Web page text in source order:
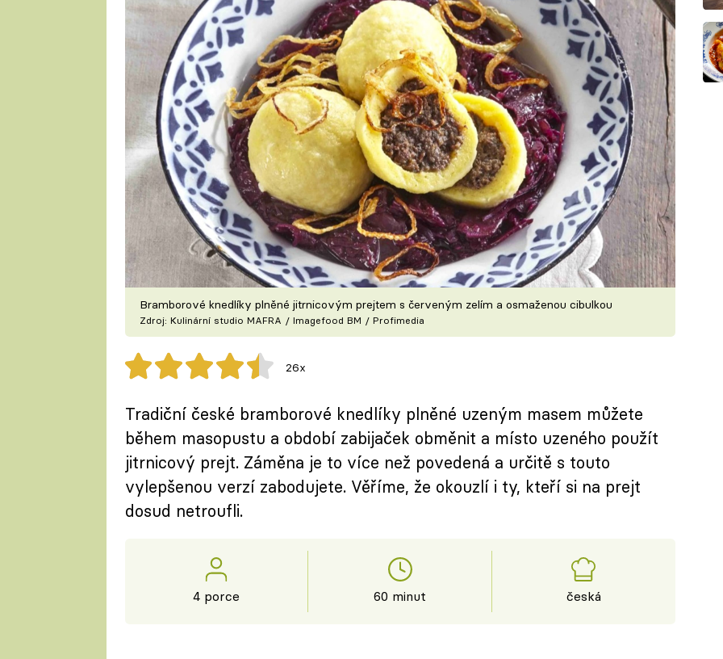
Bramborové knedlíky plněné jitrnicovým prejtem s červeným zelím a osmaženou cibulkou
Zdroj: Kulinární studio MAFRA / Imagefood BM / Profimedia
26x
Tradiční české bramborové knedlíky plněné uzeným masem můžete
během masopustu a období zabijaček obměnit a místo uzeného použít
jitrnicový prejt. Záměna je to více než povedená a určitě s touto
vylepšenou verzí zabodujete. Věříme, že okouzlí i ty, kteří si na prejt
dosud netroufli.
4 porce 60 minut česká